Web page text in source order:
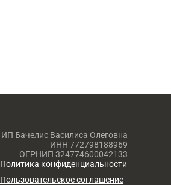
ИП Бачелис Василиса Олеговна
ИНН 772798188969
ОГРНИП 324774600042133
Политика конфиденциальности
Пользовательское соглашение